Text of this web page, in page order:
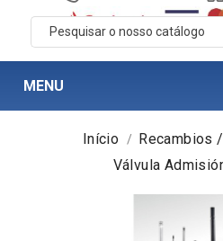
MENU
Início
Recambios
Válvula